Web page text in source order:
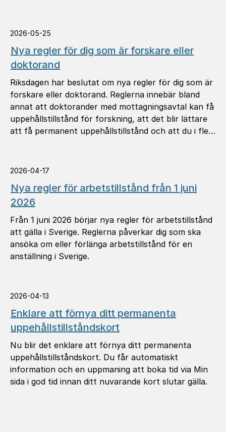
2026-05-25
Nya regler för dig som är forskare eller
doktorand
Riksdagen har beslutat om nya regler för dig som är
forskare eller doktorand. Reglerna innebär bland
annat att doktorander med mottagningsavtal kan få
uppehållstillstånd för forskning, att det blir lättare
att få permanent uppehållstillstånd och att du i fler
2026-04-17
Nya regler för arbetstillstånd från 1 juni
2026
Från 1 juni 2026 börjar nya regler för arbetstillstånd
att gälla i Sverige. Reglerna påverkar dig som ska
ansöka om eller förlänga arbetstillstånd för en
anställning i Sverige.
2026-04-13
Enklare att förnya ditt permanenta
uppehållstillståndskort
Nu blir det enklare att förnya ditt permanenta
uppehållstillståndskort. Du får automatiskt
information och en uppmaning att boka tid via Min
sida i god tid innan ditt nuvarande kort slutar gälla.